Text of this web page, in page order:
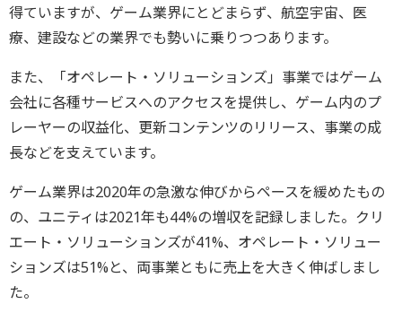
得ていますが、ゲーム業界にとどまらず、航空宇宙、医
療、建設などの業界でも勢いに乗りつつあります。
また、「オペレート・ソリューションズ」事業ではゲーム
会社に各種サービスへのアクセスを提供し、ゲーム内のプ
レーヤーの収益化、更新コンテンツのリリース、事業の成
長などを支えています。
ゲーム業界は2020年の急激な伸びからペースを緩めたもの
の、ユニティは2021年も44%の増収を記録しました。クリ
エート・ソリューションズが41%、オペレート・ソリュー
ションズは51%と、両事業ともに売上を大きく伸ばしまし
た。